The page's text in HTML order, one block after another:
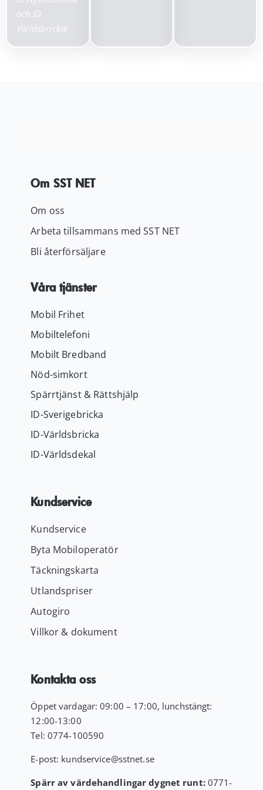
och ID
Världsbricka!
Om SST NET
Om oss
Arbeta tillsammans med SST NET
Bli återförsäljare
Våra tjänster
Mobil Frihet
Mobiltelefoni
Mobilt Bredband
Nöd-simkort
Spärrtjänst & Rättshjälp
ID-Sverigebricka
ID-Världsbricka
ID-Världsdekal
Kundservice
Kundservice
Byta Mobiloperatör
Täckningskarta
Utlandspriser
Autogiro
Villkor & dokument
Kontakta oss
Öppet vardagar: 09:00 – 17:00, lunchstängt:
12:00-13:00
Tel: 0774-100590
E-post: kundservice@sstnet.se
Spärr av värdehandlingar dygnet runt:0771-